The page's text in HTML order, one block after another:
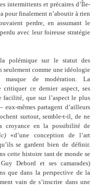
intermittents et précaires d’Île-
pour finalement n’aboutir à rien
perdre, en assumant le
avec leur foireuse stratégie
polémique sur le statut des
seulement comme une idéologie
de modération. La
ce dernier aspect, ses
facilité, que sur l’aspect le plus
mêmes partagent d’ailleurs
surtout, semble-t-il, de ne
croyance en la possibilité de
«d’une conception de l’art
se gardent bien de définir.
cette histoire tant de monde se
Debord et ses camarades)
que dans la perspective de la
vain de s’inscrire dans une